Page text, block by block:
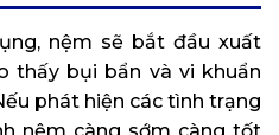
nệm sẽ bắt đầu xuất
thấy bụi bẩn và vi khuẩn
phát hiện các tình trạng